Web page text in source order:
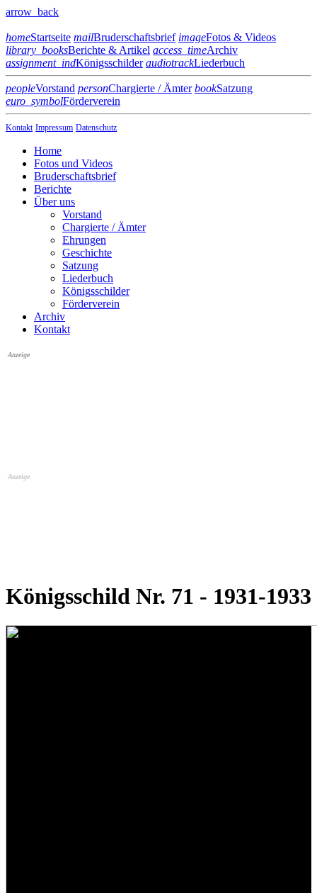
arrow_back
homeStartseite mailBruderschaftsbrief imageFotos & Videos
library_booksBerichte & Artikel access_timeArchiv
assignment_indKönigsschilder audiotrackLiederbuch
peopleVorstand personChargierte / Ämter bookSatzung
euro_symbolFörderverein
Kontakt Impressum Datenschutz
Home
Fotos und Videos
Bruderschaftsbrief
Berichte
Über uns
Vorstand
Chargierte / Ämter
Ehrungen
Geschichte
Satzung
Liederbuch
Königsschilder
Förderverein
Archiv
Kontakt
Anzeige
Anzeige
Königsschild Nr. 71 - 1931-1933